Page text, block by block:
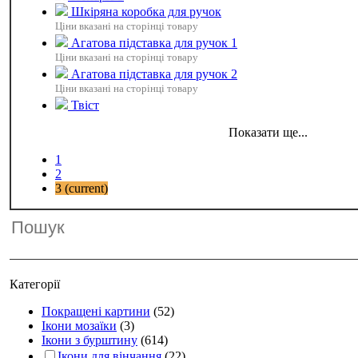
Шкіряна коробка для ручок
Ціни вказані на сторінці товару
Агатова підставка для ручок 1
Ціни вказані на сторінці товару
Агатова підставка для ручок 2
Ціни вказані на сторінці товару
Твіст
1
2
3 (current)
Категорії
Покращені картини (52)
Ікони мозаїки (3)
Ікони з бурштину (614)